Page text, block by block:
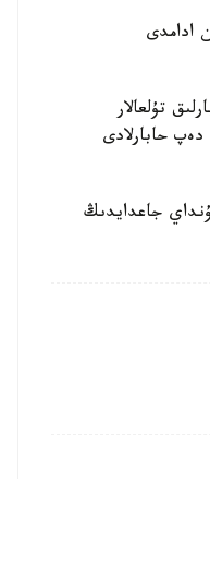
ادامدى
تۇلعالار
حابارلادى
جاعدايدىڭ